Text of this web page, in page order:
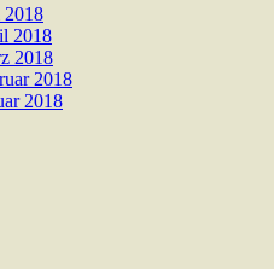
2018
2018
2018
2018
2018